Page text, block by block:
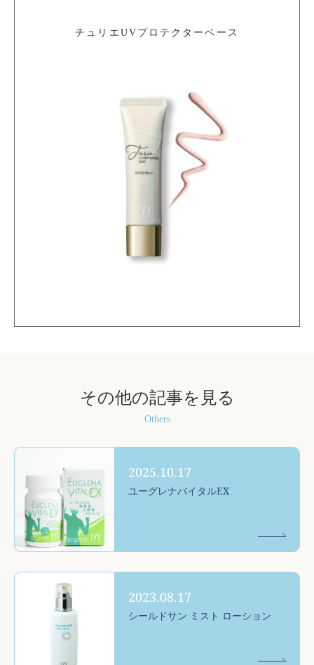
チュリエUVプロテクターベース
その他の記事を見る
Others
2025.10.17
ユーグレナバイタルEX
2023.08.17
シールドサン ミスト ローション